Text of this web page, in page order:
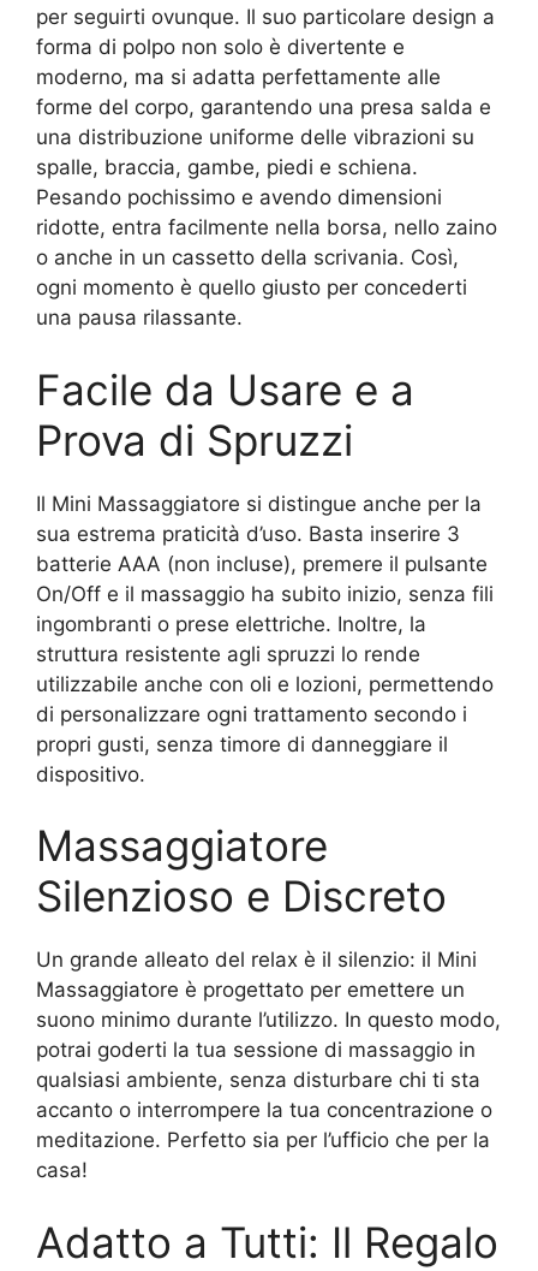
per seguirti ovunque. Il suo particolare design a
forma di polpo non solo è divertente e
moderno, ma si adatta perfettamente alle
forme del corpo, garantendo una presa salda e
una distribuzione uniforme delle vibrazioni su
spalle, braccia, gambe, piedi e schiena.
Pesando pochissimo e avendo dimensioni
ridotte, entra facilmente nella borsa, nello zaino
o anche in un cassetto della scrivania. Così,
ogni momento è quello giusto per concederti
una pausa rilassante.
Facile da Usare e a
Prova di Spruzzi
Il Mini Massaggiatore si distingue anche per la
sua estrema praticità d’uso. Basta inserire 3
batterie AAA (non incluse), premere il pulsante
On/Off e il massaggio ha subito inizio, senza fili
ingombranti o prese elettriche. Inoltre, la
struttura resistente agli spruzzi lo rende
utilizzabile anche con oli e lozioni, permettendo
di personalizzare ogni trattamento secondo i
propri gusti, senza timore di danneggiare il
dispositivo.
Massaggiatore
Silenzioso e Discreto
Un grande alleato del relax è il silenzio: il Mini
Massaggiatore è progettato per emettere un
suono minimo durante l’utilizzo. In questo modo,
potrai goderti la tua sessione di massaggio in
qualsiasi ambiente, senza disturbare chi ti sta
accanto o interrompere la tua concentrazione o
meditazione. Perfetto sia per l’ufficio che per la
casa!
Adatto a Tutti: Il Regalo